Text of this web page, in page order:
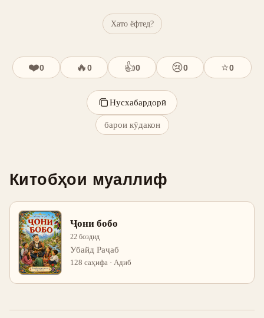
Хато ёфтед?
❤️0 🔥0 👍0 😢0 ⭐0
Нусхабардорӣ
барои кӯдакон
Китобҳои муаллиф
Ҷони бобо
22 боздид
Убайд Раҷаб
128 саҳифа · Адиб